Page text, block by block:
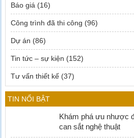
Báo giá (16)
Công trình đã thi công (96)
Dự án (86)
Tin tức – sự kiện (152)
Tư vấn thiết kế (37)
TIN NỔI BẬT
Khám phá ưu nhược
can sắt nghệ thuật